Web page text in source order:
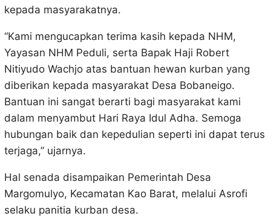
kepada masyarakatnya.
“Kami mengucapkan terima kasih kepada NHM,
Yayasan NHM Peduli, serta Bapak Haji Robert
Nitiyudo Wachjo atas bantuan hewan kurban yang
diberikan kepada masyarakat Desa Bobaneigo.
Bantuan ini sangat berarti bagi masyarakat kami
dalam menyambut Hari Raya Idul Adha. Semoga
hubungan baik dan kepedulian seperti ini dapat terus
terjaga,” ujarnya.
Hal senada disampaikan Pemerintah Desa
Margomulyo, Kecamatan Kao Barat, melalui Asrofi
selaku panitia kurban desa.